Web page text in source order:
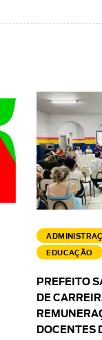
EDUCAÇÃO
PREFEITO
DE
DOCENTES